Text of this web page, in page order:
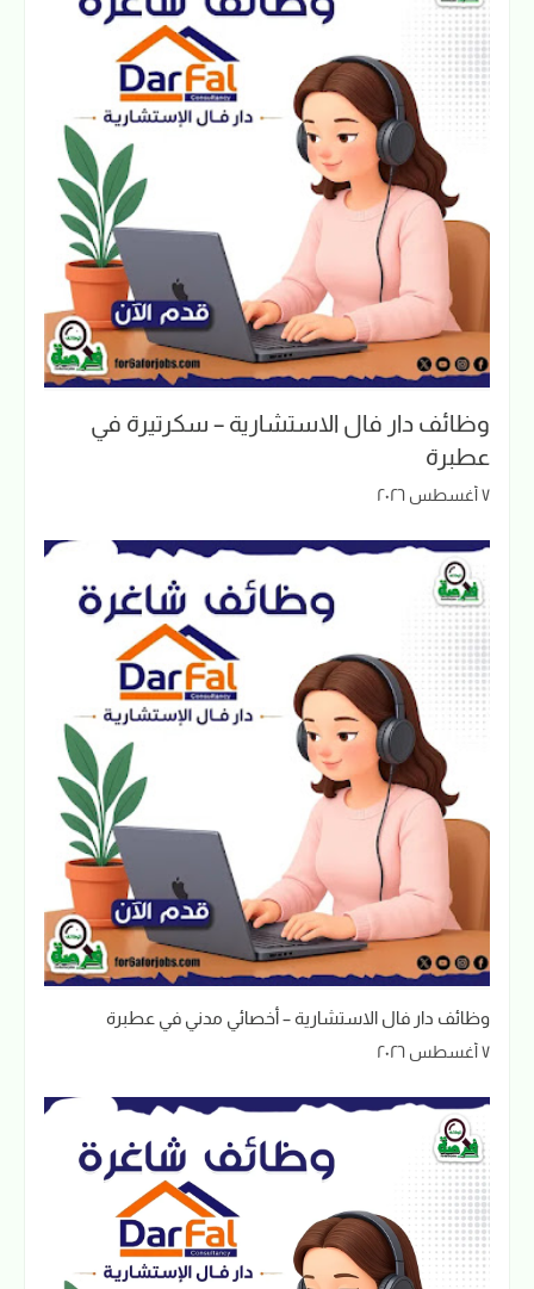
وظائف دار فال الاستشارية – سكرتيرة في
عطبرة
٧ أغسطس ٢٠٢٦
وظائف دار فال الاستشارية – أخصائي مدني في عطبرة
٧ أغسطس ٢٠٢٦